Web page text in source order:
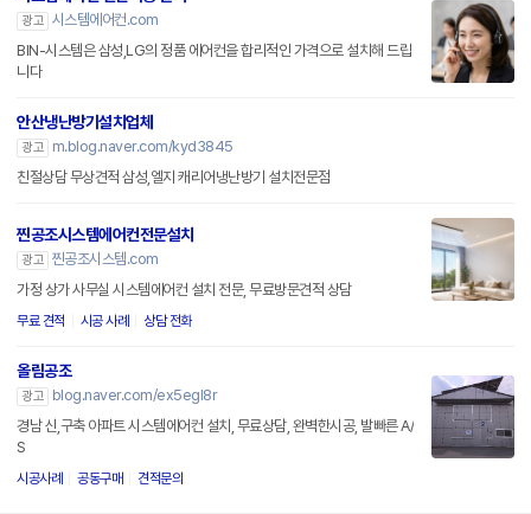
광고 시스템에어컨.com
BIN-시스템은 삼성,LG의 정품 에어컨을 합리적인 가격으로 설치해 드립
니다
안산냉난방기설치업체
광고
m.blog.naver.com/kyd3845
친절상담 무상견적 삼성,엘지 캐리어냉난방기 설치전문점
찐공조시스템에어컨전문설치
광고 찐공조시스템.com
가정 상가 사무실 시스템에어컨 설치 전문, 무료방문견적 상담
무료 견적 시공 사례 상담 전화
올림공조
광고
blog.naver.com/ex5egl8r
경남 신,구축 아파트 시스템에어컨 설치, 무료상담, 완벽한시공, 발빠른 A/
S
시공사례 공동구매 견적문의